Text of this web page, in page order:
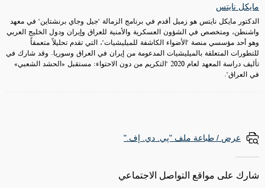
مايكل نايتس
الدكتور مايكل نايتس هو زميل أقدم في برنامج الزمالة "جيل وجاي برنشتاين" في معهد
واشنطن، ومتخصص في الشؤون العسكرية والأمنية للعراق وإيران ودول الخليج العربي
وهو أحد مؤسسي منصة "الأضواء الكاشفة للميليشيات"، التي تقدم تحليلاً متعمقاً
للتطورات المتعلقة بالميليشيات المدعومة من إيران في العراق وسوريا. وقد شارك في
تأليف دراسة المعهد لعام 2020 "التكريم من دون الاحتواء: مستقبل «الحشد الشعبي»
في العراق".
عرض / طباعة ملف "پي. دي. إف."
شارك على مواقع التواصل الاجتماعي